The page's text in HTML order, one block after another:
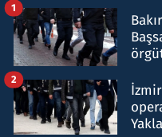
1
2